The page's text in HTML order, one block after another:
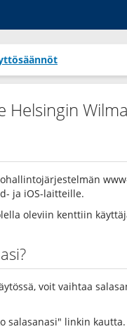
Helsingin
ja iOS-laitteille.
oleviin kenttiin
voit vaihtaa
salasanasi" linkin kautta.